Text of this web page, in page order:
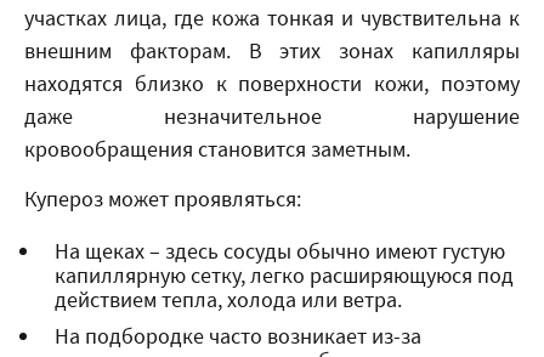
участках лица, где кожа тонкая и чувствительна к
внешним факторам. В этих зонах капилляры
находятся близко к поверхности кожи, поэтому
даже незначительное нарушение
кровообращения становится заметным.
Купероз может проявляться:
На щеках – здесь сосуды обычно имеют густую
капиллярную сетку, легко расширяющуюся под
действием тепла, холода или ветра.
На подбородке часто возникает из-за